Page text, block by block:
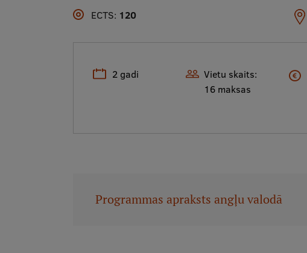
ECTS: 120
2 gadi
Vietu skaits:
16 maksas
Programmas apraksts angļu valodā